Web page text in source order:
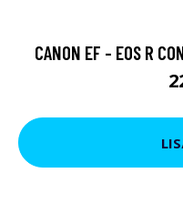
CANON EF - EOS R